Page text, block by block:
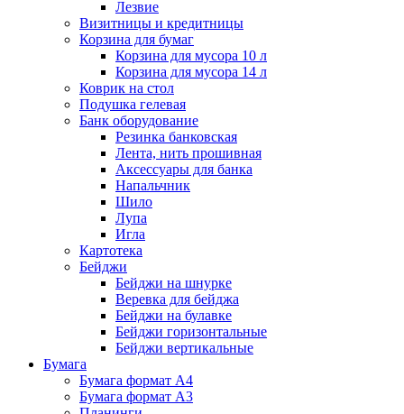
Лезвие
Визитницы и кредитницы
Корзина для бумаг
Корзина для мусора 10 л
Корзина для мусора 14 л
Коврик на стол
Подушка гелевая
Банк оборудование
Резинка банковская
Лента, нить прошивная
Аксессуары для банка
Напальчник
Шило
Лупа
Игла
Картотека
Бейджи
Бейджи на шнурке
Веревка для бейджа
Бейджи на булавке
Бейджи горизонтальные
Бейджи вертикальные
Бумага
Бумага формат А4
Бумага формат А3